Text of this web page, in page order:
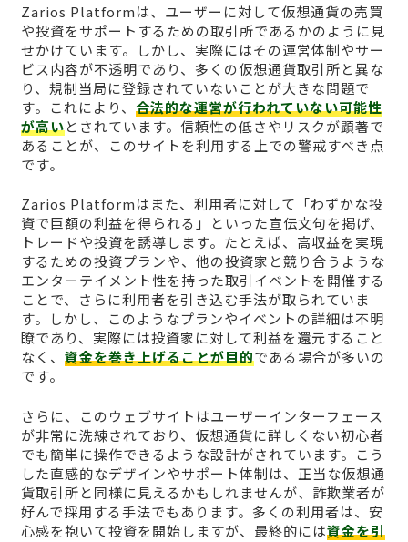
Zarios Platformは、ユーザーに対して仮想通貨の売買
や投資をサポートするための取引所であるかのように見
せかけています。しかし、実際にはその運営体制やサー
ビス内容が不透明であり、多くの仮想通貨取引所と異な
り、規制当局に登録されていないことが大きな問題で
す。これにより、 合法的な運営が行われていない可能性
が高いとされています。信頼性の低さやリスクが顕著で
あることが、このサイトを利用する上での警戒すべき点
です。
Zarios Platformはまた、利用者に対して「わずかな投
資で巨額の利益を得られる」といった宣伝文句を掲げ、
トレードや投資を誘導します。たとえば、高収益を実現
するための投資プランや、他の投資家と競り合うような
エンターテイメント性を持った取引イベントを開催する
ことで、さらに利用者を引き込む手法が取られていま
す。しかし、このようなプランやイベントの詳細は不明
瞭であり、実際には投資家に対して利益を還元すること
なく、 資金を巻き上げることが目的である場合が多いの
です。
さらに、このウェブサイトはユーザーインターフェース
が非常に洗練されており、仮想通貨に詳しくない初心者
でも簡単に操作できるような設計がされています。こう
した直感的なデザインやサポート体制は、正当な仮想通
貨取引所と同様に見えるかもしれませんが、詐欺業者が
好んで採用する手法でもあります。多くの利用者は、安
心感を抱いて投資を開始しますが、最終的には資金を引